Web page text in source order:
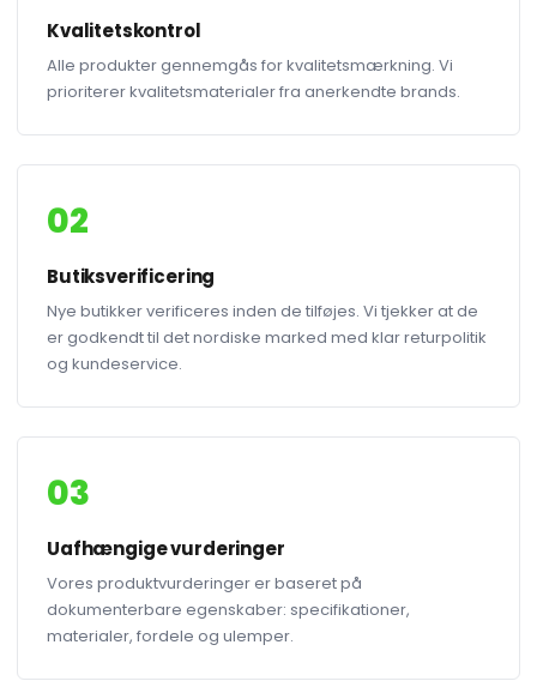
Kvalitetskontrol
Alle produkter gennemgås for kvalitetsmærkning. Vi
prioriterer kvalitetsmaterialer fra anerkendte brands.
02
Butiksverificering
Nye butikker verificeres inden de tilføjes. Vi tjekker at de
er godkendt til det nordiske marked med klar returpolitik
og kundeservice.
03
Uafhængige vurderinger
Vores produktvurderinger er baseret på
dokumenterbare egenskaber: specifikationer,
materialer, fordele og ulemper.